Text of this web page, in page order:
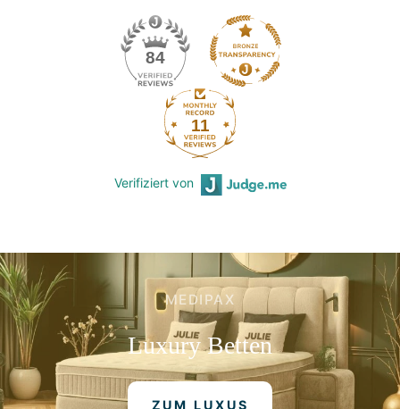
84
11
Verifiziert von
MEDIPAX
Luxury Betten
ZUM LUXUS